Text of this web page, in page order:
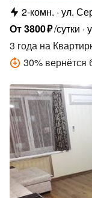
2-комн. ул.
От3800₽/сутки
3 года на
30% вернётся